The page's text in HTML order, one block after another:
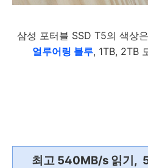
삼성 포터블 SSD T5의 색상
얼루어링 블루, 1TB, 2TB
최고 540MB/s 읽기,